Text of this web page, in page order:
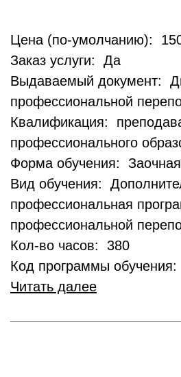
Цена (по-умолчанию):
Заказ услуги: Да
Выдаваемый документ:
профессиональной
Квалификация:
профессионального
Форма обучения: Заочная
Вид обучения:
профессиональная
профессиональной
Кол-во часов: 380
Код программы
Читать далее